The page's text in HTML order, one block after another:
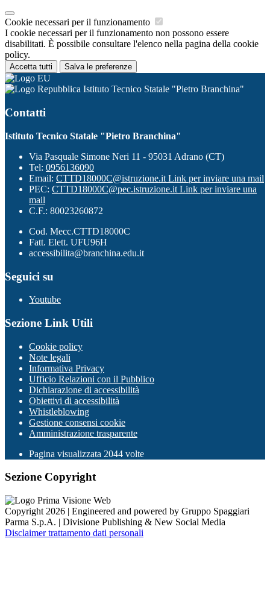
Cookie necessari per il funzionamento
I cookie necessari per il funzionamento non possono essere
disabilitati. È possibile consultare l'elenco nella pagina della cookie
policy.
Accetta tutti Salva le preferenze
Istituto Tecnico Statale "Pietro Branchina"
Contatti
Istituto Tecnico Statale "Pietro Branchina"
Via Pasquale Simone Neri 11 - 95031 Adrano (CT)
Tel: 0956136090
Email: CTTD18000C@istruzione.it Link per inviare una mail
PEC: CTTD18000C@pec.istruzione.it Link per inviare una
mail
C.F.: 80023260872
Cod. Mecc.CTTD18000C
Fatt. Elett. UFU96H
accessibilita@branchina.edu.it
Seguici su
Youtube
Sezione Link Utili
Cookie policy
Note legali
Informativa Privacy
Ufficio Relazioni con il Pubblico
Dichiarazione di accessibilità
Obiettivi di accessibilità
Whistleblowing
Gestione consensi cookie
Amministrazione trasparente
Pagina visualizzata 2044 volte
Sezione Copyright
Copyright 2026 | Engineered and powered by Gruppo Spaggiari
Parma S.p.A. | Divisione Publishing & New Social Media
Disclaimer trattamento dati personali